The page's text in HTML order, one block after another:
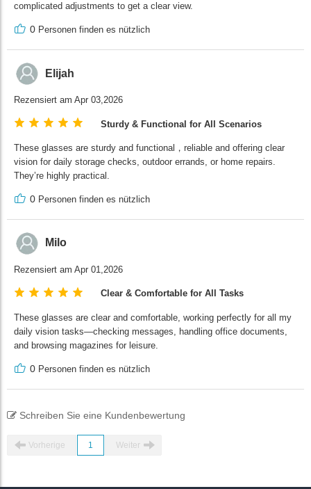
complicated adjustments to get a clear view.
0 Personen finden es nützlich
Elijah
Rezensiert am Apr 03,2026
Sturdy & Functional for All Scenarios
These glasses are sturdy and functional，reliable and offering clear
vision for daily storage checks, outdoor errands, or home repairs.
They’re highly practical.
0 Personen finden es nützlich
Milo
Rezensiert am Apr 01,2026
Clear & Comfortable for All Tasks
These glasses are clear and comfortable, working perfectly for all my
daily vision tasks—checking messages, handling office documents,
and browsing magazines for leisure.
0 Personen finden es nützlich
Schreiben Sie eine Kundenbewertung
Vorherige 1 Weiter